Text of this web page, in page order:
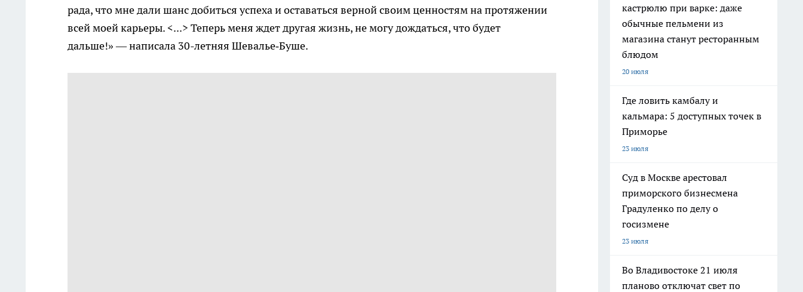
рада, что мне дали шанс добиться успеха и оставаться верной своим ценностям на протяжении
всей моей карьеры. <...> Теперь меня ждет другая жизнь, не могу дождаться, что будет
дальше!» — написала 30-летняя Шевалье‑Буше.
кастрюлю при варке: даже
обычные пельмени из
магазина станут ресторанным
блюдом
20 июля
Где ловить камбалу и
кальмара: 5 доступных точек в
Приморье
23 июля
Суд в Москве арестовал
приморского бизнесмена
Градуленко по делу о
госизмене
23 июля
Во Владивостоке 21 июля
планово отключат свет по